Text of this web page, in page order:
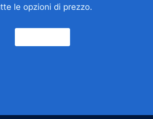
le opzioni di prezzo.